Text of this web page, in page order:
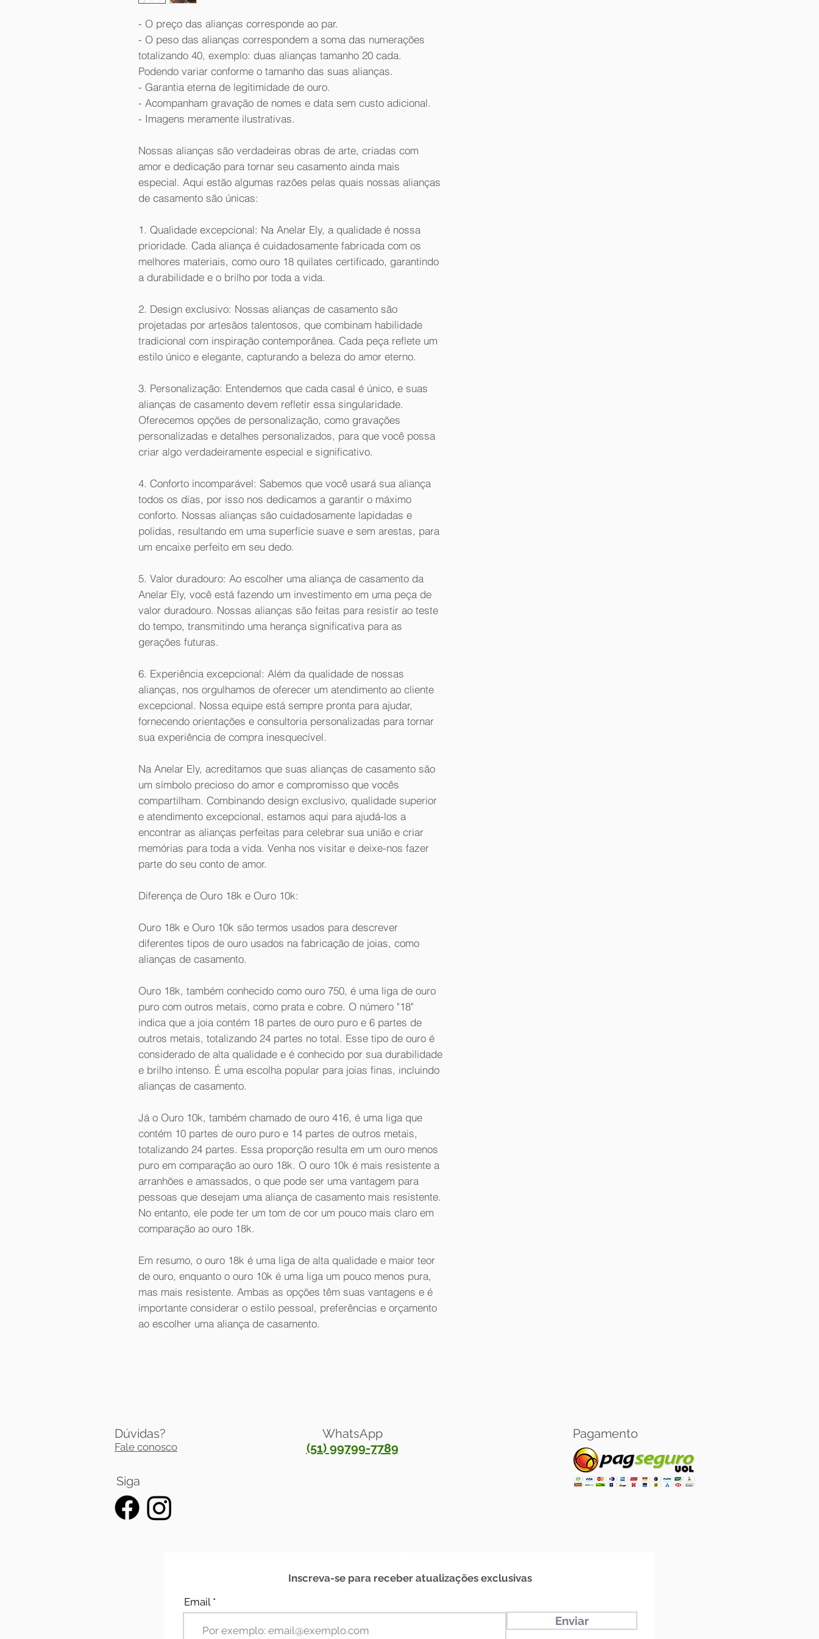
- O preço das alianças corresponde ao par.
- O peso das alianças correspondem a soma das numerações
totalizando 40, exemplo: duas alianças tamanho 20 cada.
Podendo variar conforme o tamanho das suas alianças.
- Garantia eterna de legitimidade de ouro.
- Acompanham gravação de nomes e data sem custo adicional.
- Imagens meramente ilustrativas.
Nossas alianças são verdadeiras obras de arte, criadas com
amor e dedicação para tornar seu casamento ainda mais
especial. Aqui estão algumas razões pelas quais nossas alianças
de casamento são únicas:
1. Qualidade excepcional: Na Anelar Ely, a qualidade é nossa
prioridade. Cada aliança é cuidadosamente fabricada com os
melhores materiais, como ouro 18 quilates certificado, garantindo
a durabilidade e o brilho por toda a vida.
2. Design exclusivo: Nossas alianças de casamento são
projetadas por artesãos talentosos, que combinam habilidade
tradicional com inspiração contemporânea. Cada peça reflete um
estilo único e elegante, capturando a beleza do amor eterno.
3. Personalização: Entendemos que cada casal é único, e suas
alianças de casamento devem refletir essa singularidade.
Oferecemos opções de personalização, como gravações
personalizadas e detalhes personalizados, para que você possa
criar algo verdadeiramente especial e significativo.
4. Conforto incomparável: Sabemos que você usará sua aliança
todos os dias, por isso nos dedicamos a garantir o máximo
conforto. Nossas alianças são cuidadosamente lapidadas e
polidas, resultando em uma superfície suave e sem arestas, para
um encaixe perfeito em seu dedo.
5. Valor duradouro: Ao escolher uma aliança de casamento da
Anelar Ely, você está fazendo um investimento em uma peça de
valor duradouro. Nossas alianças são feitas para resistir ao teste
do tempo, transmitindo uma herança significativa para as
gerações futuras.
6. Experiência excepcional: Além da qualidade de nossas
alianças, nos orgulhamos de oferecer um atendimento ao cliente
excepcional. Nossa equipe está sempre pronta para ajudar,
fornecendo orientações e consultoria personalizadas para tornar
sua experiência de compra inesquecível.
Na Anelar Ely, acreditamos que suas alianças de casamento são
um símbolo precioso do amor e compromisso que vocês
compartilham. Combinando design exclusivo, qualidade superior
e atendimento excepcional, estamos aqui para ajudá-los a
encontrar as alianças perfeitas para celebrar sua união e criar
memórias para toda a vida. Venha nos visitar e deixe-nos fazer
parte do seu conto de amor.
Diferença de Ouro 18k e Ouro 10k:
Ouro 18k e Ouro 10k são termos usados para descrever
diferentes tipos de ouro usados na fabricação de joias, como
alianças de casamento.
Ouro 18k, também conhecido como ouro 750, é uma liga de ouro
puro com outros metais, como prata e cobre. O número "18"
indica que a joia contém 18 partes de ouro puro e 6 partes de
outros metais, totalizando 24 partes no total. Esse tipo de ouro é
considerado de alta qualidade e é conhecido por sua durabilidade
e brilho intenso. É uma escolha popular para joias finas, incluindo
alianças de casamento.
Já o Ouro 10k, também chamado de ouro 416, é uma liga que
contém 10 partes de ouro puro e 14 partes de outros metais,
totalizando 24 partes. Essa proporção resulta em um ouro menos
puro em comparação ao ouro 18k. O ouro 10k é mais resistente a
arranhões e amassados, o que pode ser uma vantagem para
pessoas que desejam uma aliança de casamento mais resistente.
No entanto, ele pode ter um tom de cor um pouco mais claro em
comparação ao ouro 18k.
Em resumo, o ouro 18k é uma liga de alta qualidade e maior teor
de ouro, enquanto o ouro 10k é uma liga um pouco menos pura,
mas mais resistente. Ambas as opções têm suas vantagens e é
importante considerar o estilo pessoal, preferências e orçamento
ao escolher uma aliança de casamento.
Dúvidas?
Fale conosco
Siga
Pagamento
WhatsApp
(51) 99799-7789
Inscreva-se para receber atualizações exclusivas
Email
Enviar